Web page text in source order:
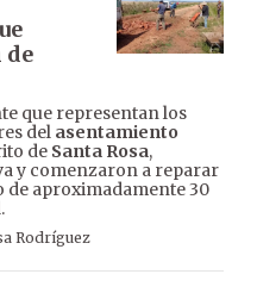
de
que representan los
del asentamiento
de Santa Rosa,
y comenzaron a reparar
aproximadamente 30
Rodríguez